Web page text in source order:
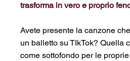
trasforma in vero e proprio
Avete presente la canzone
un balletto su TIkTok? Quella
come sottofondo per le